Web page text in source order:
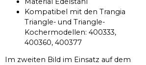
Kompatibel mit den Trangia
Triangle- und Triangle-
Kochermodellen: 400333,
400360, 400377
Im zweiten Bild im Einsatz auf dem